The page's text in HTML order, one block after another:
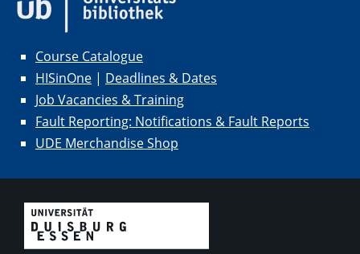
Course Catalogue
HISinOne | Deadlines & Dates
Job Vacancies & Training
Fault Reporting: Notifications & Fault Reports
UDE Merchandise Shop